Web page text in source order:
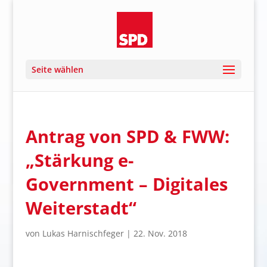
Seite wählen
Antrag von SPD & FWW:
„Stärkung e-
Government – Digitales
Weiterstadt“
von Lukas Harnischfeger| 22. Nov. 2018